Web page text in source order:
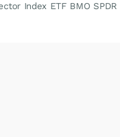
Index ETF BMO